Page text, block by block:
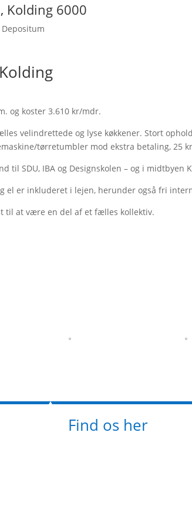
Kolding 6000
Depositum
og koster 3.610 kr/mdr.
velindrettede og lyse køkkener. Stort
tørretumbler mod ekstra betaling, 25
til SDU, IBA og Designskolen – og i midtbyen
el er inkluderet i lejen, herunder også fri
til at være en del af et fælles kollektiv.
Find os her